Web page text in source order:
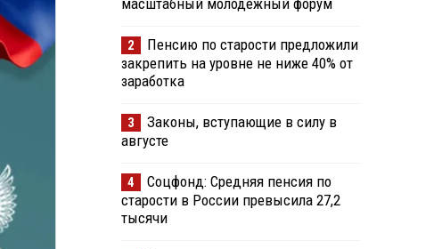
масштабный молодёжный форум
2
Пенсию по старости предложили
закрепить на уровне не ниже 40% от
заработка
3
Законы, вступающие в силу в
августе
4
Соцфонд: Средняя пенсия по
старости в России превысила 27,2
тысячи